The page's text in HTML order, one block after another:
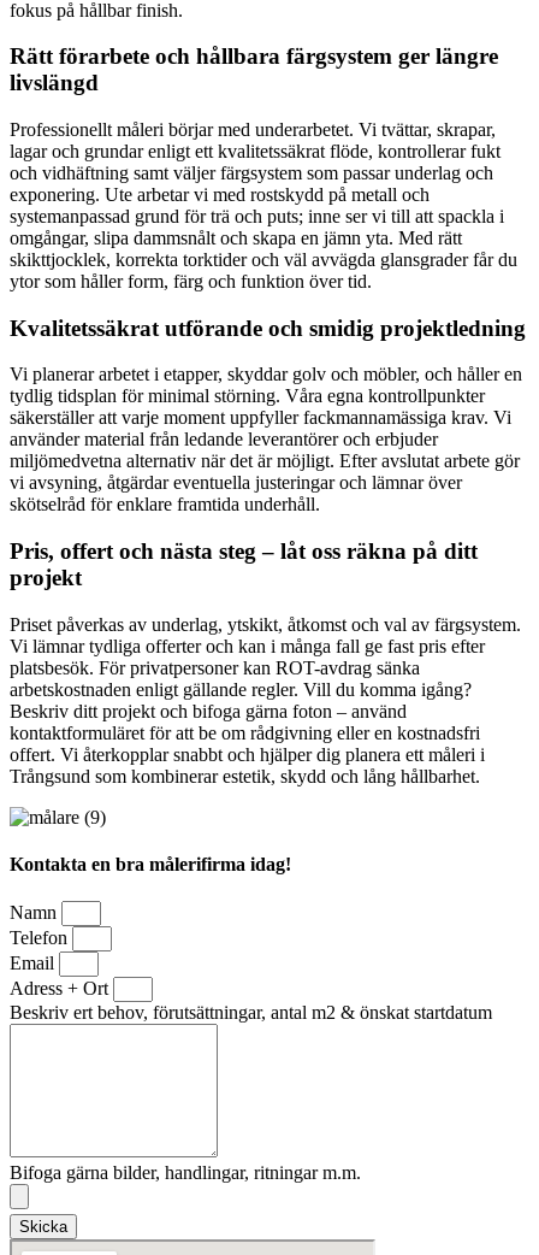
fokus på hållbar finish.
Rätt förarbete och hållbara färgsystem ger längre
livslängd
Professionellt måleri börjar med underarbetet. Vi tvättar, skrapar,
lagar och grundar enligt ett kvalitetssäkrat flöde, kontrollerar fukt
och vidhäftning samt väljer färgsystem som passar underlag och
exponering. Ute arbetar vi med rostskydd på metall och
systemanpassad grund för trä och puts; inne ser vi till att spackla i
omgångar, slipa dammsnålt och skapa en jämn yta. Med rätt
skikttjocklek, korrekta torktider och väl avvägda glansgrader får du
ytor som håller form, färg och funktion över tid.
Kvalitetssäkrat utförande och smidig projektledning
Vi planerar arbetet i etapper, skyddar golv och möbler, och håller en
tydlig tidsplan för minimal störning. Våra egna kontrollpunkter
säkerställer att varje moment uppfyller fackmannamässiga krav. Vi
använder material från ledande leverantörer och erbjuder
miljömedvetna alternativ när det är möjligt. Efter avslutat arbete gör
vi avsyning, åtgärdar eventuella justeringar och lämnar över
skötselråd för enklare framtida underhåll.
Pris, offert och nästa steg – låt oss räkna på ditt
projekt
Priset påverkas av underlag, ytskikt, åtkomst och val av färgsystem.
Vi lämnar tydliga offerter och kan i många fall ge fast pris efter
platsbesök. För privatpersoner kan ROT-avdrag sänka
arbetskostnaden enligt gällande regler. Vill du komma igång?
Beskriv ditt projekt och bifoga gärna foton – använd
kontaktformuläret för att be om rådgivning eller en kostnadsfri
offert. Vi återkopplar snabbt och hjälper dig planera ett måleri i
Trångsund som kombinerar estetik, skydd och lång hållbarhet.
Kontakta en bra målerifirma idag!
Namn
Telefon
Email
Adress + Ort
Beskriv ert behov, förutsättningar, antal m2 & önskat startdatum
Bifoga gärna bilder, handlingar, ritningar m.m.
Skicka